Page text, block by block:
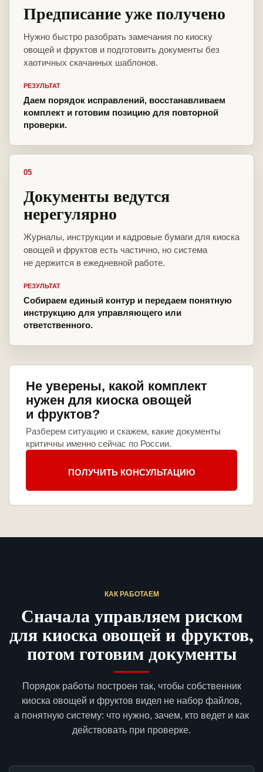
Предписание уже получено
Нужно быстро разобрать замечания по киоску
овощей и фруктов и подготовить документы без
хаотичных скачанных шаблонов.
РЕЗУЛЬТАТ
Даем порядок исправлений, восстанавливаем
комплект и готовим позицию для повторной
проверки.
05
Документы ведутся
нерегулярно
Журналы, инструкции и кадровые бумаги для киоска
овощей и фруктов есть частично, но система
не держится в ежедневной работе.
РЕЗУЛЬТАТ
Собираем единый контур и передаем понятную
инструкцию для управляющего или
ответственного.
Не уверены, какой комплект
нужен для киоска овощей
и фруктов?
Разберем ситуацию и скажем, какие документы
критичны именно сейчас по России.
ПОЛУЧИТЬ КОНСУЛЬТАЦИЮ
КАК РАБОТАЕМ
Сначала управляем риском
для киоска овощей и фруктов,
потом готовим документы
Порядок работы построен так, чтобы собственник
киоска овощей и фруктов видел не набор файлов,
а понятную систему: что нужно, зачем, кто ведет и как
действовать при проверке.